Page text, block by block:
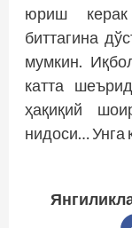
юриш керак
биттагина
мумкин.
катта
ҳақиқий
нидоси… Унга